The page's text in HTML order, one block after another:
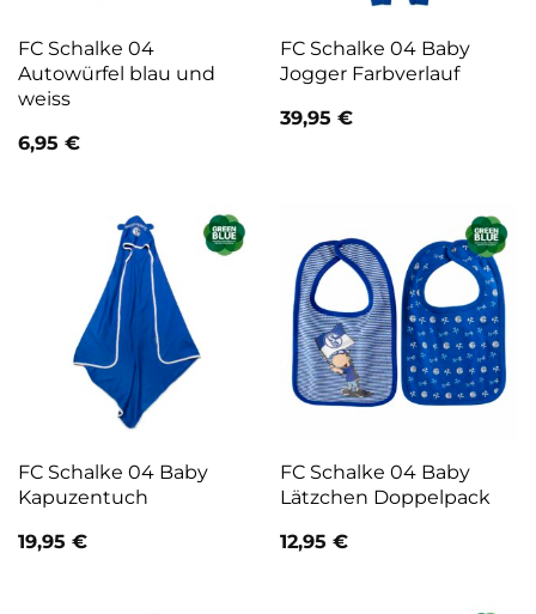
FC Schalke 04
Autowürfel blau und
weiss
6,95 €
FC Schalke 04 Baby
Jogger Farbverlauf
39,95 €
FC Schalke 04 Baby
Kapuzentuch
19,95 €
FC Schalke 04 Baby
Lätzchen Doppelpack
12,95 €